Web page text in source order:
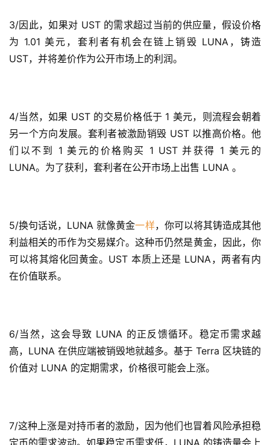
3/因此，如果对 UST 的需求超过当前的供应量，假设价格
为 1.01 美元，套利者有机会在链上销毁 LUNA，铸造
UST，并将差价作为公开市场上的利润。
4/当然，如果 UST 的交易价格低于 1 美元，则流程会朝着
另一个方向发展。套利者被激励销毁 UST 以推高价格。他
们以不到 1 美元的价格购买 1 UST 并获得 1 美元的
LUNA。为了获利，套利者在公开市场上出售 LUNA 。
5/换句话说，LUNA 就像黄金一样，你可以将其铸造成其他
利益相关的币作为交易媒介。这种币仍然是黄金，因此，你
可以将其熔化回黄金。UST 本质上还是 LUNA，两者有内
在价值联系。
6/当然，这会导致 LUNA 的正反馈循环。稳定币需求越
高，LUNA 在供应端被销毁地就越多。基于 Terra 区块链的
价值对 LUNA 的定期需求，价格很可能会上涨。
7/这种上涨是对持币者的激励，因为他们也冒着风险承担稳